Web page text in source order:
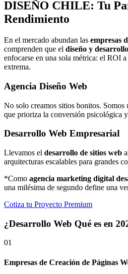
DISEÑO CHILE: Tu
Rendimiento
En el mercado abundan las empresas
comprenden que el diseño y
enfocarse en una sola métrica: el ROI
extrema.
Agencia Diseño Web
No solo creamos sitios bonitos. Somos
que prioriza la conversión psicológica
Desarrollo Web Empresarial
Llevamos el desarrollo de sitios web
arquitecturas escalables para grandes
*Como agencia marketing digital
una milésima de segundo define una
Cotiza tu Proyecto Premium
¿Desarrollo Web Qué es en
01
Empresas de Creación de Páginas